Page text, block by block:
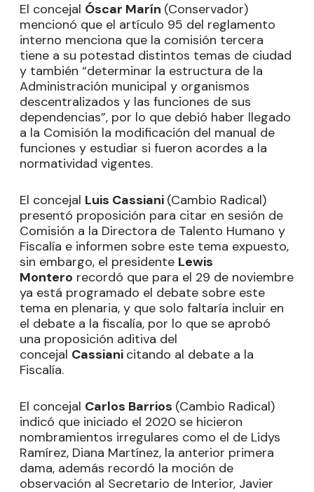
El concejal Óscar Marín (Conservador)
mencionó que el artículo 95 del reglamento
interno menciona que la comisión tercera
tiene a su potestad distintos temas de ciudad
y también “determinar la estructura de la
Administración municipal y organismos
descentralizados y las funciones de sus
dependencias”, por lo que debió haber llegado
a la Comisión la modificación del manual de
funciones y estudiar si fueron acordes a la
normatividad vigentes.
El concejal Luis Cassiani (Cambio Radical)
presentó proposición para citar en sesión de
Comisión a la Directora de Talento Humano y
Fiscalía e informen sobre este tema expuesto,
sin embargo, el presidente Lewis
Montero recordó que para el 29 de noviembre
ya está programado el debate sobre este
tema en plenaria, y que solo faltaría incluir en
el debate a la fiscalía, por lo que se aprobó
una proposición aditiva del
concejal Cassiani citando al debate a la
Fiscalía.
El concejal Carlos Barrios (Cambio Radical)
indicó que iniciado el 2020 se hicieron
nombramientos irregulares como el de Lidys
Ramírez, Diana Martínez, la anterior primera
dama, además recordó la moción de
observación al Secretario de Interior, Javier